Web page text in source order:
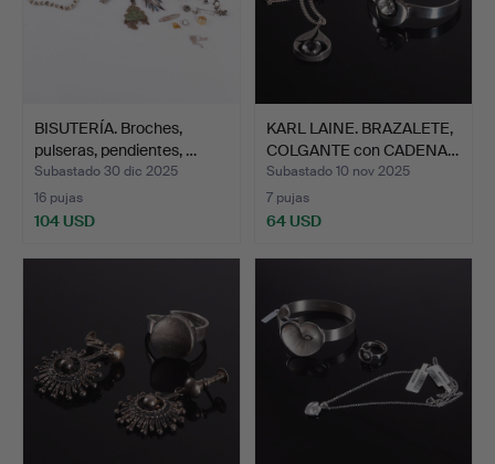
BISUTERÍA. Broches,
pulseras, pendientes, …
Subastado 30 dic 2025
16 pujas
104 USD
KARL LAINE. BRAZALETE,
COLGANTE con CADENA…
Subastado 10 nov 2025
7 pujas
64 USD